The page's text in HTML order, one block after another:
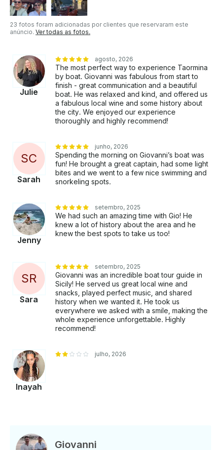
23 fotos foram adicionadas por clientes que reservaram este
anúncio. Ver todas as fotos.
Julie
agosto, 2026
The most perfect way to experience Taormina
by boat. Giovanni was fabulous from start to
finish - great communication and a beautiful
boat. He was relaxed and kind, and offered us
a fabulous local wine and some history about
the city. We enjoyed our experience
thoroughly and highly recommend!
SC
Sarah
junho, 2026
Spending the morning on Giovanni’s boat was
fun! He brought a great captain, had some light
bites and we went to a few nice swimming and
snorkeling spots.
Jenny
setembro, 2025
We had such an amazing time with Gio! He
knew a lot of history about the area and he
knew the best spots to take us too!
SR
Sara
setembro, 2025
Giovanni was an incredible boat tour guide in
Sicily! He served us great local wine and
snacks, played perfect music, and shared
history when we wanted it. He took us
everywhere we asked with a smile, making the
whole experience unforgettable. Highly
recommend!
Inayah
julho, 2026
Giovanni